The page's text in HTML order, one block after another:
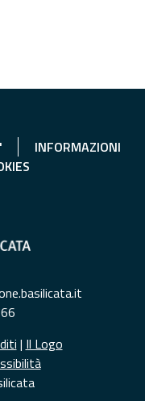
INFORMAZIONI
| Il Logo